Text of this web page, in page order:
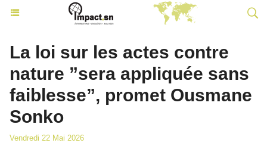
La loi sur les actes contre
nature ”sera appliquée sans
faiblesse”, promet Ousmane
Sonko
Vendredi 22 Mai 2026